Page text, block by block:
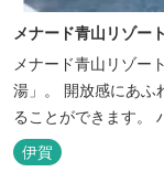
メナード青山リゾー
メナード青山リゾー
湯」。 開放感にあふ
ることができます。
あらわれる「香りの
広々とした空間とた
伊賀